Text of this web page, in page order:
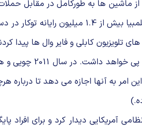
تلویزیون كابلی و فایر وال ها پیدا
این آسیب
امر به آنها اجازه می دهد تا
آمریكایی دیدار كرد و برای افراد